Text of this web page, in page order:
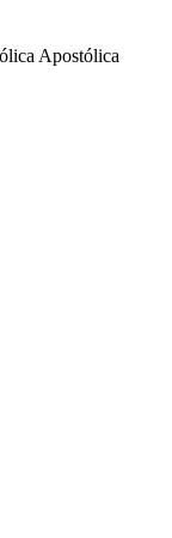
Apostólica